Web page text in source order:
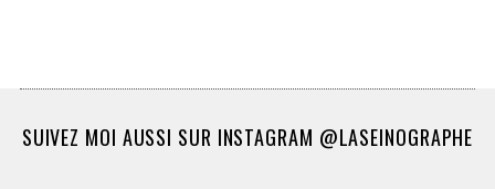
SUIVEZ MOI AUSSI SUR INSTAGRAM @LASEINOGRAPHE